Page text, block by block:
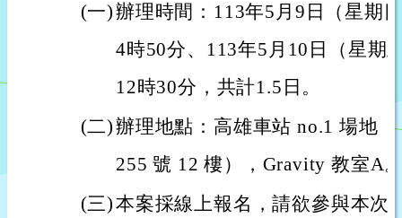
(一)辦理時間：113年5月9日（星期
4時50分、113年5月10日（星期
12時30分，共計1.5日。
(二)辦理地點：高雄車站 no.1 場地
255 號 12 樓），Gravity 教室A
(三)本案採線上報名，請欲參與本次